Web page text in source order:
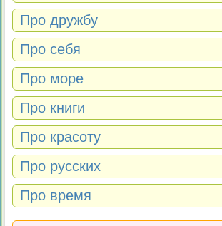
Про дружбу
Про себя
Про море
Про книги
Про красоту
Про русских
Про время